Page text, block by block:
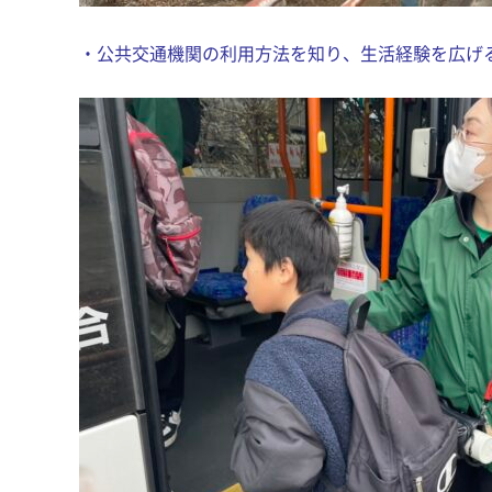
・公共交通機関の利用方法を知り、生活経験を広げ